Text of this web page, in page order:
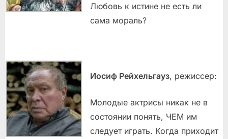
Любовь к истине не есть ли
сама мораль?
Иосиф Рейхельгауз, режиссер:
Молодые актрисы никак не в
состоянии понять, ЧЕМ им
следует играть. Когда приходит